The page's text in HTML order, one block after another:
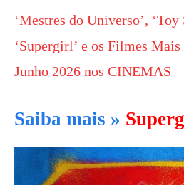
‘Mestres do Universo’, ‘Toy
‘Supergirl’ e os Filmes
Junho 2026 nos CINEMAS
Saiba mais »